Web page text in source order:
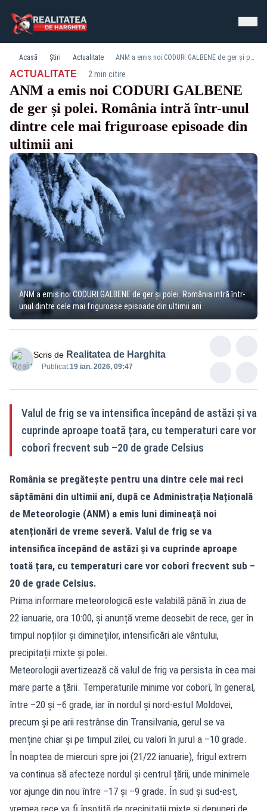
Acasă Știri Actualitate ANM a emis noi CODURI GALBENE de ger și polei. România intră într-unul dintre cele mai friguroase episoade din ultimii ani
ACTUALITATE· 2 min citire
ANM a emis noi CODURI GALBENE
de ger și polei. România intră într-unul
dintre cele mai friguroase episoade din
ultimii ani
ANM a emis noi CODURI GALBENE de ger și polei. România intră într-
unul dintre cele mai friguroase episoade din ultimii ani
Scris de Realitatea de Harghita
Publicat:19 ian. 2026, 09:47
Valul de frig se va intensifica începând de astăzi și va
cuprinde aproape toată țara, cu temperaturi care vor
coborî frecvent sub –20 de grade Celsius
România se pregătește pentru una dintre cele mai reci
săptămâni din ultimii ani, după ce Administrația Națională
de Meteorologie (ANM) a emis luni dimineață noi
atenționări de vreme severă. Valul de frig se va
intensifica începând de astăzi și va cuprinde aproape
toată țara, cu temperaturi care vor coborî frecvent sub –
20 de grade Celsius.
Prima informare meteorologică este valabilă până în ziua de
22 ianuarie, ora 10:00, și anunță vreme deosebit de rece, ger în
timpul nopților și dimineților, intensificări ale vântului,
precipitații mixte și polei.
Meteorologii avertizează că valul de frig va persista în cea mai
mare parte a țării. Temperaturile minime vor coborî, în general,
între –20 și –6 grade, iar în nordul și nord-estul Moldovei,
precum și pe arii restrânse din Transilvania, gerul se va
menține chiar și pe timpul zilei, cu valori în jurul a –10 grade.
În noaptea de miercuri spre joi (21/22 ianuarie), frigul extrem
va continua să afecteze nordul și centrul țării, unde minimele
vor ajunge din nou între –17 și –9 grade. În sud și sud-est,
vremea rece va fi însoțită de precipitații mixte și depuneri de